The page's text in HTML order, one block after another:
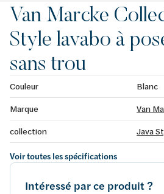
Van Marcke
Style lavabo à
sans trou
Couleur
Blanc
Marque
Van
collection
Java
Voir toutes les spécifications
Intéressé par ce produit ?